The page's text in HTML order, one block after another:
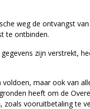
weg de ontvangst
te ontbinden.
zijn verstrekt,
maar ook van
heeft om de
vooruitbetaling te